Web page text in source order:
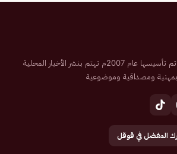
صحيفة إلكترونية سعودية تم تأسيسها عام 2007م تهتم بنشر الأخبار المحلية
بمهنية ومصداقية وموضوعية
المفضل في قوقل